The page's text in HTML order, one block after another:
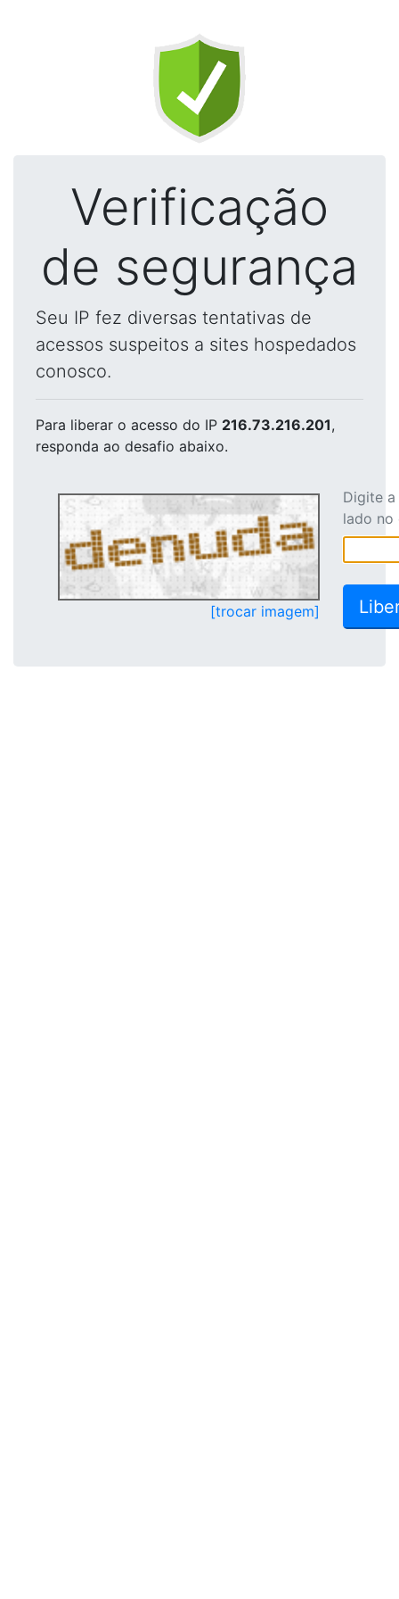
Verificação
de segurança
Seu IP fez diversas tentativas de
acessos suspeitos a sites hospedados
conosco.
Para liberar o acesso do IP 216.73.216.201,
responda ao desafio abaixo.
[trocar imagem]
Digite
lado no